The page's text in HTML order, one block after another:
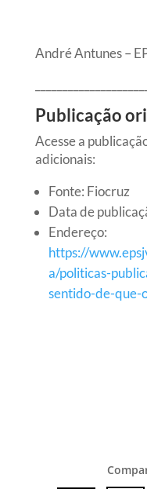
André Antunes –
Publicação
Acesse a
adicionais:
Fonte: Fiocruz
Data de
Endereço:
https://
a/politicas-
sentido-de-que-